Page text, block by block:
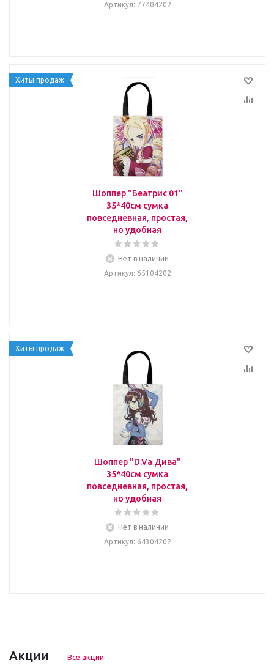
Артикул: 77404202
Хиты продаж
Шоппер "Беатрис 01"
35*40см сумка
повседневная, простая,
но удобная
Нет в наличии
Артикул: 65104202
Хиты продаж
Шоппер "D.Va Дива"
35*40см сумка
повседневная, простая,
но удобная
Нет в наличии
Артикул: 64304202
Акции Все акции